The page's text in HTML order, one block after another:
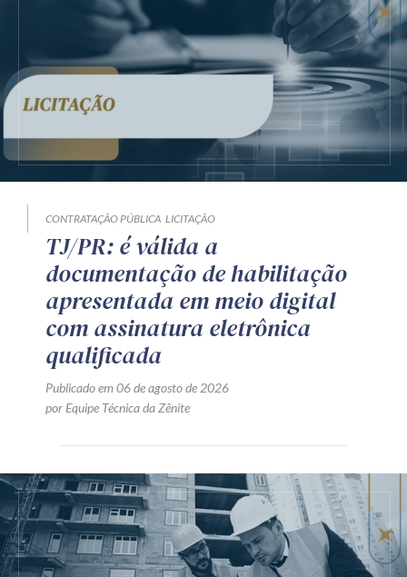
CONTRATAÇÃO PÚBLICA LICITAÇÃO
TJ/PR: é válida a
documentação de habilitação
apresentada em meio digital
com assinatura eletrônica
qualificada
Publicado em 06 de agosto de 2026
por Equipe Técnica da Zênite